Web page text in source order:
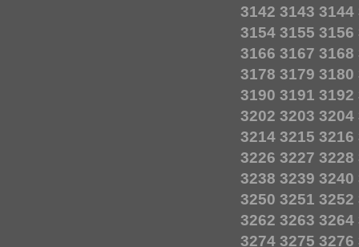
3142 3143 3144
3154 3155 3156
3166 3167 3168
3178 3179 3180
3190 3191 3192
3202 3203 3204
3214 3215 3216
3226 3227 3228
3238 3239 3240
3250 3251 3252
3262 3263 3264
3274 3275 3276